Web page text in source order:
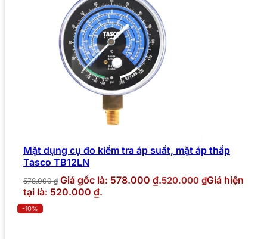
Mặt dụng cụ đo kiểm tra áp suất, mặt áp thấp
Tasco TB12LN
578.000₫ Giá gốc là: 578.000 ₫.520.000 ₫Giá hiện
tại là: 520.000 ₫.
-10%